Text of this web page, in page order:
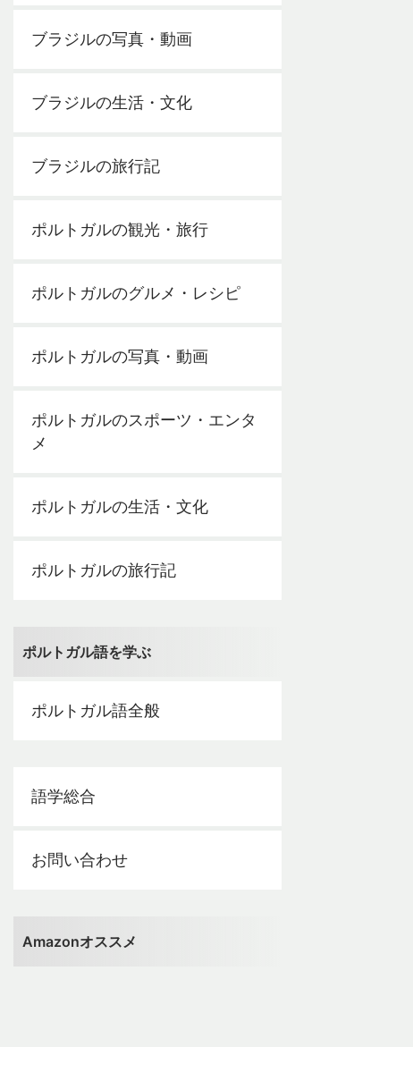
ブラジルの写真・動画
ブラジルの生活・文化
ブラジルの旅行記
ポルトガルの観光・旅行
ポルトガルのグルメ・レシピ
ポルトガルの写真・動画
ポルトガルのスポーツ・エンタ
メ
ポルトガルの生活・文化
ポルトガルの旅行記
ポルトガル語を学ぶ
ポルトガル語全般
語学総合
お問い合わせ
Amazonオススメ